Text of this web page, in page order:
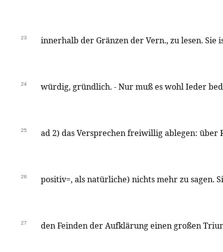
23 innerhalb der Gränzen der Vern., zu lesen. Sie
24 würdig, gründlich. - Nur muß es wohl Ieder
25 ad 2) das Versprechen freiwillig ablegen: über
26 positiv=, als natürliche) nichts mehr zu sagen.
27 den Feinden der Aufklärung einen großen